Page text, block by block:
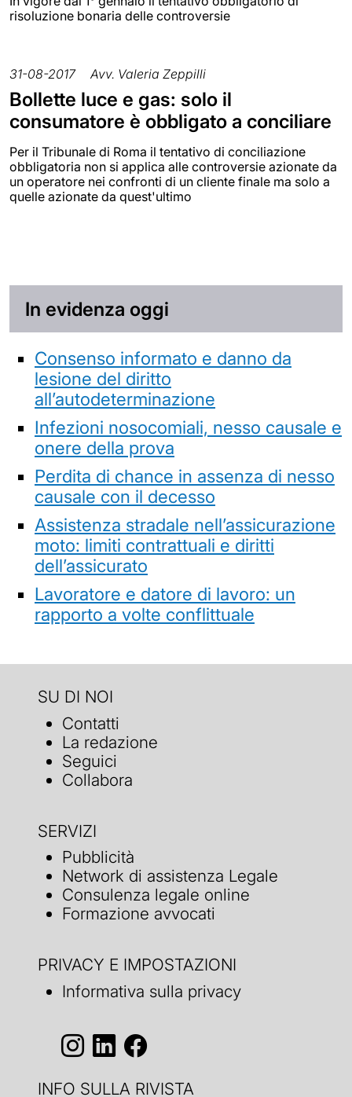
risoluzione bonaria delle controversie
31-08-2017 Avv. Valeria Zeppilli
Bollette luce e gas: solo il
consumatore è obbligato a conciliare
Per il Tribunale di Roma il tentativo di conciliazione
obbligatoria non si applica alle controversie azionate da
un operatore nei confronti di un cliente finale ma solo a
quelle azionate da quest'ultimo
In evidenza oggi
Consenso informato e danno da
lesione del diritto
all’autodeterminazione
Infezioni nosocomiali, nesso causale e
onere della prova
Perdita di chance in assenza di nesso
causale con il decesso
Assistenza stradale nell’assicurazione
moto: limiti contrattuali e diritti
dell’assicurato
Lavoratore e datore di lavoro: un
rapporto a volte conflittuale
SU DI NOI
Contatti
La redazione
Seguici
Collabora
SERVIZI
Pubblicità
Network di assistenza Legale
Consulenza legale online
Formazione avvocati
PRIVACY E IMPOSTAZIONI
Informativa sulla privacy
INFO SULLA RIVISTA